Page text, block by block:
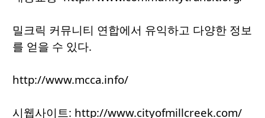
밀크릭 커뮤니티 연합에서 유익하고 다양한 정보
를 얻을 수 있다.
http://www.mcca.info/
시웹사이트: http://www.cityofmillcreek.com/